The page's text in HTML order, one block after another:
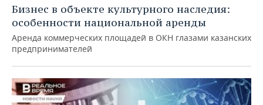
Бизнес в объекте культурного наследия:
особенности национальной аренды
Аренда коммерческих площадей в ОКН глазами казанских
предпринимателей